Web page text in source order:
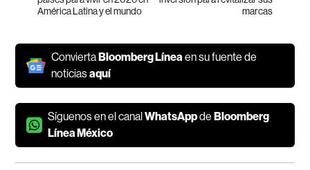
América Latina y el mundo
marcas
ConviertaBloomberg Líneaen su fuente de
noticiasaquí
Síguenos en el canalWhatsAppdeBloomberg
Línea México